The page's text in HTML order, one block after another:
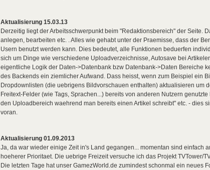
Aktualisierung 15.03.13
Derzeitig liegt der Arbeitsschwerpunkt beim "Redaktionsbereich" der Seite.
anlegen, bearbeiten etc. . Alles wie gehabt unter der Praemisse, dass der
Usern benutzt werden kann. Dies bedeutet, alle Funktionen beduerfen
sich um Dinge wie verschiedene Uploadverzeichnisse, Autosave bei
eigentliche Logik der Daten->Datenbank bzw Datenbank->Daten Bereiche
des Backends ein ziemlicher Aufwand. Dass heisst, wenn zum Beispiel ein
Dropdownlisten (die uebrigens Bildvorschauen enthalten) aktualisieren um
Freitext-Felder (wie Tags, Sprachen...) bereits von anderen Nutzern
den Uploadbereich waehrend man bereits einen Artikel schreibt" etc. - dies
voran.
Aktualisierung 01.09.2013
Ja, da war wieder einige Zeit in's Land gegangen... momentan sind einfach
hoeherer Prioritaet. Die uebrige Freizeit versuche ich das Projekt TVTower/
Die letzten Tage hat unser GamezWorld.de zumindest schonmal ein neues